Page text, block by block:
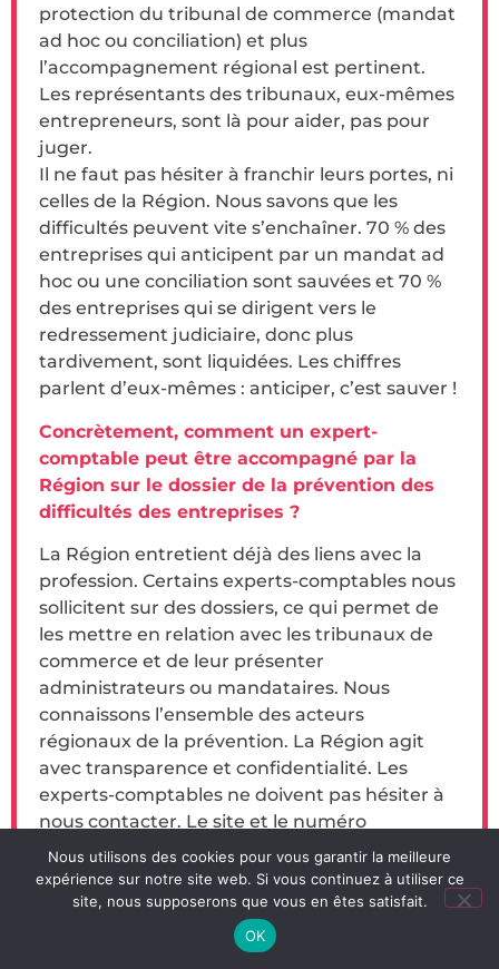
protection du tribunal de commerce (mandat
ad hoc ou conciliation) et plus
l’accompagnement régional est pertinent.
Les représentants des tribunaux, eux-mêmes
entrepreneurs, sont là pour aider, pas pour
juger.
Il ne faut pas hésiter à franchir leurs portes, ni
celles de la Région. Nous savons que les
difficultés peuvent vite s’enchaîner. 70 % des
entreprises qui anticipent par un mandat ad
hoc ou une conciliation sont sauvées et 70 %
des entreprises qui se dirigent vers le
redressement judiciaire, donc plus
tardivement, sont liquidées. Les chiffres
parlent d’eux-mêmes : anticiper, c’est sauver !
Concrètement, comment un expert-
comptable peut être accompagné par la
Région sur le dossier de la prévention des
difficultés des entreprises ?
La Région entretient déjà des liens avec la
profession. Certains experts-comptables nous
sollicitent sur des dossiers, ce qui permet de
les mettre en relation avec les tribunaux de
commerce et de leur présenter
administrateurs ou mandataires. Nous
connaissons l’ensemble des acteurs
régionaux de la prévention. La Région agit
avec transparence et confidentialité. Les
experts-comptables ne doivent pas hésiter à
nous contacter. Le site et le numéro
mentionnés page précédente sont utiles, tout
comme l’adresse e-mail :
entreprises@hautsdefrance.fr.
Nous utilisons des cookies pour vous garantir la meilleure
expérience sur notre site web. Si vous continuez à utiliser ce
site, nous supposerons que vous en êtes satisfait.
OK